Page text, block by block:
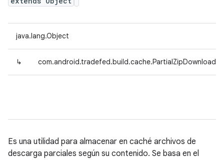
java.lang.Object
↳
Es una utilidad para almacenar en caché archivos de
descarga parciales según su contenido. Se basa en el